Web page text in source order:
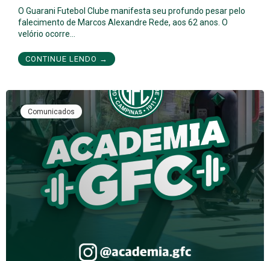
O Guarani Futebol Clube manifesta seu profundo pesar pelo
falecimento de Marcos Alexandre Rede, aos 62 anos. O
velório ocorre…
CONTINUE LENDO →
Comunicados